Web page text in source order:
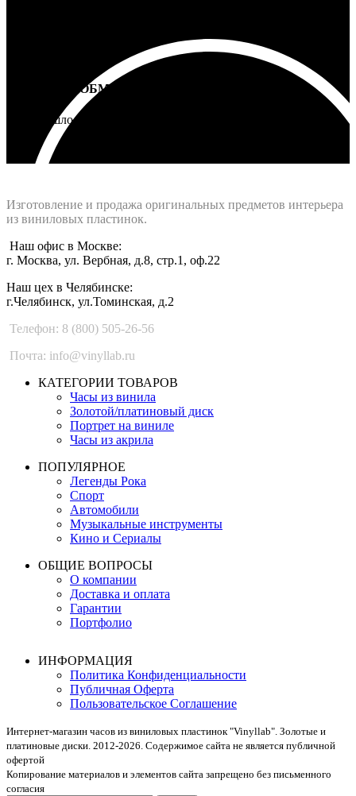
ВОЗВРАТ И ОБМЕН
Не подошло - вернем деньги
Изготовление и продажа оригинальных предметов интерьера
из виниловых пластинок.
Наш офис в Москве:
г. Москва, ул. Вербная, д.8, стр.1, оф.22
Наш цех в Челябинске:
г.Челябинск, ул.Томинская, д.2
Телефон: 8 (800) 505-26-56
Почта: info@vinyllab.ru
КАТЕГОРИИ ТОВАРОВ
Часы из винила
Золотой/платиновый диск
Портрет на виниле
Часы из акрила
ПОПУЛЯРНОЕ
Легенды Рока
Спорт
Автомобили
Музыкальные инструменты
Кино и Сериалы
ОБЩИЕ ВОПРОСЫ
О компании
Доставка и оплата
Гарантии
Портфолио
ИНФОРМАЦИЯ
Политика Конфиденциальности
Публичная Оферта
Пользовательское Соглашение
Интернет-магазин часов из виниловых пластинок "Vinyllab". Золотые и
платиновые диски. 2012-2026. Содержимое сайта не является публичной
офертой
Копирование материалов и элементов сайта запрещено без письменного
согласия